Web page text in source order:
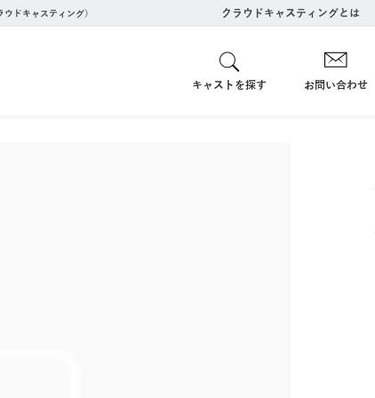
ドキャスティング） クラウドキャスティングとは
キャストを探す お問い合わせ